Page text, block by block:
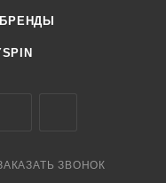
БРЕНДЫ
ЗВОНОК